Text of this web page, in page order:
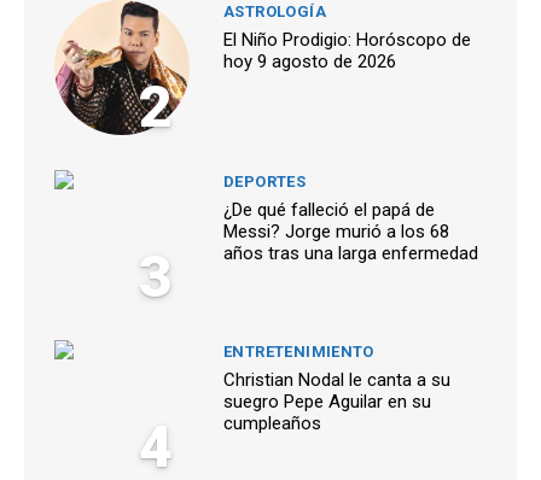
2
ASTROLOGÍA
El Niño Prodigio: Horóscopo de
hoy 9 agosto de 2026
3
DEPORTES
¿De qué falleció el papá de
Messi? Jorge murió a los 68
años tras una larga enfermedad
4
ENTRETENIMIENTO
Christian Nodal le canta a su
suegro Pepe Aguilar en su
cumpleaños